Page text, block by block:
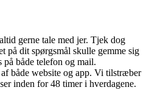
gerne tale med jer. Tjek dog
på dit spørgsmål skulle gemme sig
på både telefon og mail.
både website og app. Vi tilstræber
inden for 48 timer i hverdagene.